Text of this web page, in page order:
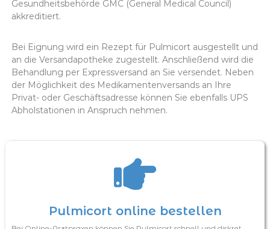
Gesundheitsbehörde GMC (General Medical Council)
akkreditiert.
Bei Eignung wird ein Rezept für Pulmicortausgestellt und
an die Versandapotheke zugestellt. Anschließend wird die
Behandlung per Expressversand an Sie versendet. Neben
der Möglichkeit des Medikamentenversands an Ihre
Privat- oder Geschäftsadresse können Sie ebenfalls UPS
Abholstationen in Anspruch nehmen.
Pulmicort online bestellen